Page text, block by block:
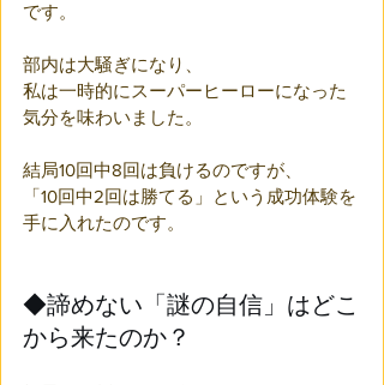
です。
部内は大騒ぎになり、
私は一時的にスーパーヒーローになった
気分を味わいました。
結局10回中8回は負けるのですが、
「10回中2回は勝てる」という成功体験を
手に入れたのです。
◆諦めない「謎の自信」はどこ
から来たのか？